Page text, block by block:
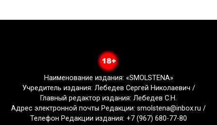
Наименование издания: «SMOLSTENA»
Учредитель издания: Лебедев Сергей Николаевич /
Главный редактор издания: Лебедев С.Н.
Адрес электронной почты Редакции: smolstena@inbox.ru /
Телефон Редакции издания: +7 (967) 680-77-80